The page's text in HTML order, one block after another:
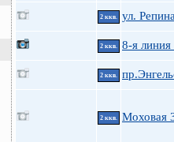
2 ккв. ул.
2 ккв. 8-я линия
2 ккв.
2 ккв. Моховая